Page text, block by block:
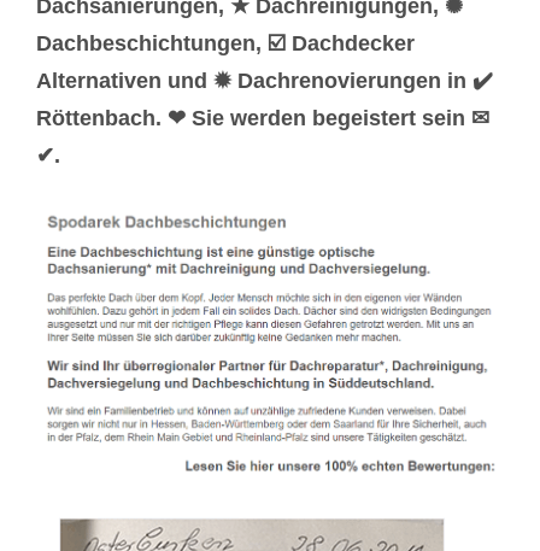
Dachsanierungen, ★ Dachreinigungen, ✺
Dachbeschichtungen, ☑️ Dachdecker
Alternativen und ✹ Dachrenovierungen in ✔️
Röttenbach. ❤ Sie werden begeistert sein ✉
✔.